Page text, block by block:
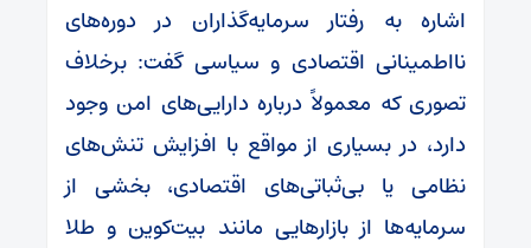
اشاره به رفتار سرمایه‌گذاران در دوره‌های
نااطمینانی اقتصادی و سیاسی گفت: برخلاف
تصوری که معمولاً درباره دارایی‌های امن وجود
دارد، در بسیاری از مواقع با افزایش تنش‌های
نظامی یا بی‌ثباتی‌های اقتصادی، بخشی از
سرمایه‌ها از بازارهایی مانند بیت‌کوین و طلا